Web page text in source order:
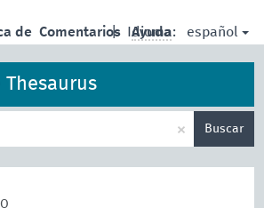
| Idioma: español
de Comentarios Ayuda
× Buscar